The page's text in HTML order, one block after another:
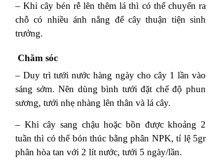
– Khi cây bén rễ lên thêm lá thì có thể chuyển ra
chỗ có nhiều ánh nắng để cây thuận tiện sinh
trưởng.
Chăm sóc
– Duy trì tưới nước hàng ngày cho cây 1 lần vào
sáng sớm. Nên dùng bình tưới đặt chế độ phun
sương, tưới nhẹ nhàng lên thân và lá cây.
– Khi cây sang chậu hoặc bồn được khoảng 2
tuần thì có thể bón thúc bằng phân NPK, tỉ lệ 5gr
phân hòa tan với 2 lít nước, tưới 5 ngày/lần.